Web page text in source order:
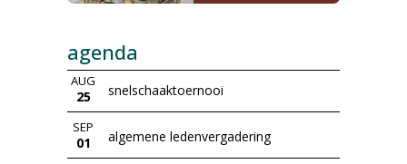
agenda
AUG
25 snelschaaktoernooi
SEP
01 algemene ledenvergadering